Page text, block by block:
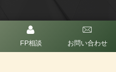
FP相談 お問い合わせ